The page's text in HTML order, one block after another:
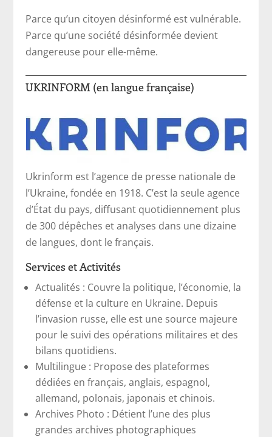
Parce qu’un citoyen désinformé est vulnérable.
Parce qu’une société désinformée devient
dangereuse pour elle-même.
UKRINFORM (en langue française)
Ukrinform est l’agence de presse nationale de
l’Ukraine, fondée en 1918. C’est la seule agence
d’État du pays, diffusant quotidiennement plus
de 300 dépêches et analyses dans une dizaine
de langues, dont le français.
Services et Activités
Actualités : Couvre la politique, l’économie, la
défense et la culture en Ukraine. Depuis
l’invasion russe, elle est une source majeure
pour le suivi des opérations militaires et des
bilans quotidiens.
Multilingue : Propose des plateformes
dédiées en français, anglais, espagnol,
allemand, polonais, japonais et chinois.
Archives Photo : Détient l’une des plus
grandes archives photographiques